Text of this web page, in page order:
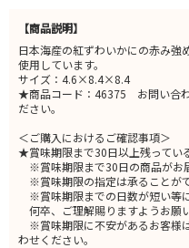
【商品説明】
日本海産の紅ずわいかにの赤み
使用しています。
サイズ：4.6×8.4×8.4
★商品コード：46375 お問い合わ
ださい。
＜ご購入におけるご確認事項＞
★賞味期限まで30日以上残ってい
※賞味期限まで30日の商品がお
※賞味期限の指定は承ることがで
※賞味期限までの日数が短い等
何卒、ご理解賜りますようお願
※賞味期限に不安があるお客様
わせください。